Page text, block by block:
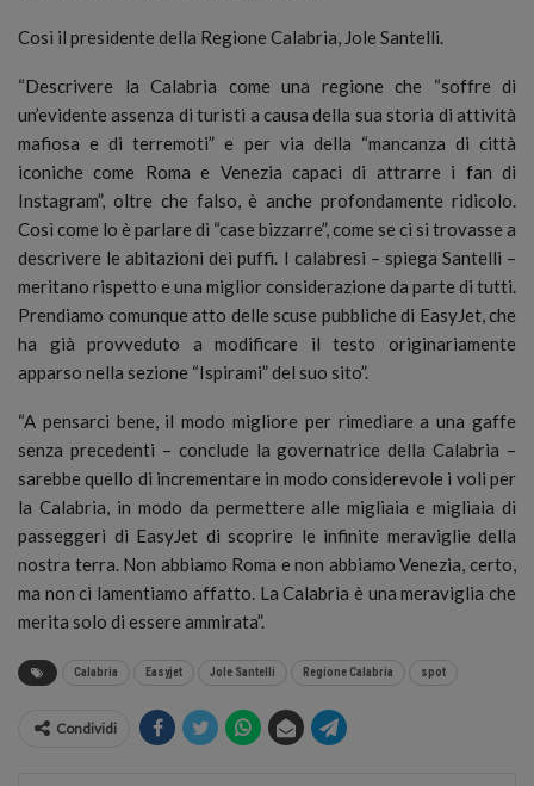
Così il presidente della Regione Calabria, Jole Santelli.
“Descrivere la Calabria come una regione che “soffre di
un’evidente assenza di turisti a causa della sua storia di attività
mafiosa e di terremoti” e per via della “mancanza di città
iconiche come Roma e Venezia capaci di attrarre i fan di
Instagram”, oltre che falso, è anche profondamente ridicolo.
Così come lo è parlare di “case bizzarre”, come se ci si trovasse a
descrivere le abitazioni dei puffi. I calabresi – spiega Santelli –
meritano rispetto e una miglior considerazione da parte di tutti.
Prendiamo comunque atto delle scuse pubbliche di EasyJet, che
ha già provveduto a modificare il testo originariamente
apparso nella sezione “Ispirami” del suo sito”.
“A pensarci bene, il modo migliore per rimediare a una gaffe
senza precedenti – conclude la governatrice della Calabria –
sarebbe quello di incrementare in modo considerevole i voli per
la Calabria, in modo da permettere alle migliaia e migliaia di
passeggeri di EasyJet di scoprire le infinite meraviglie della
nostra terra. Non abbiamo Roma e non abbiamo Venezia, certo,
ma non ci lamentiamo affatto. La Calabria è una meraviglia che
merita solo di essere ammirata”.
Calabria Easyjet Jole Santelli Regione Calabria spot
Condividi